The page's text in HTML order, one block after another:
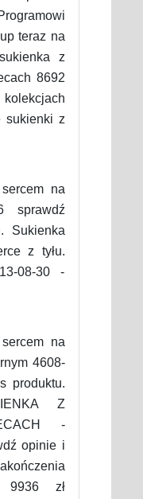
teraz na
z
8692
sukienki z
na
sprawdź
Sukienka
z tyłu.
08-30 -
na
4608-
produktu.
Z
-
opinie i
9936 zł